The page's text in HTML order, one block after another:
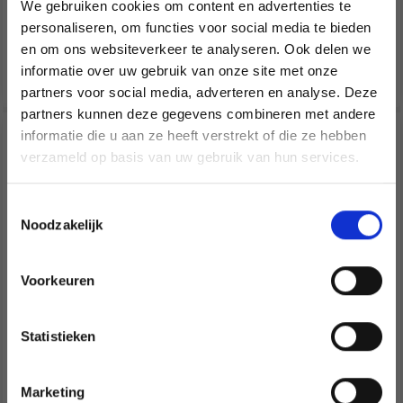
We gebruiken cookies om content en advertenties te
personaliseren, om functies voor social media te bieden
en om ons websiteverkeer te analyseren. Ook delen we
informatie over uw gebruik van onze site met onze
partners voor social media, adverteren en analyse. Deze
partners kunnen deze gegevens combineren met andere
informatie die u aan ze heeft verstrekt of die ze hebben
verzameld op basis van uw gebruik van hun services.
Noodzakelijk
Voorkeuren
Statistieken
Marketing
Voeg toe aan
winkelwagen
Voeg toe aan
winkelwagen
19% korting
HAMA MAXI
TRANSPARENT -
19% korting
HAMA MAXI
TRANSPARENT -
Économisez jusqu'à 50 %
Soyez le premier à connaître nos soldes et
Wil je liever nieuws ontvangen over onze